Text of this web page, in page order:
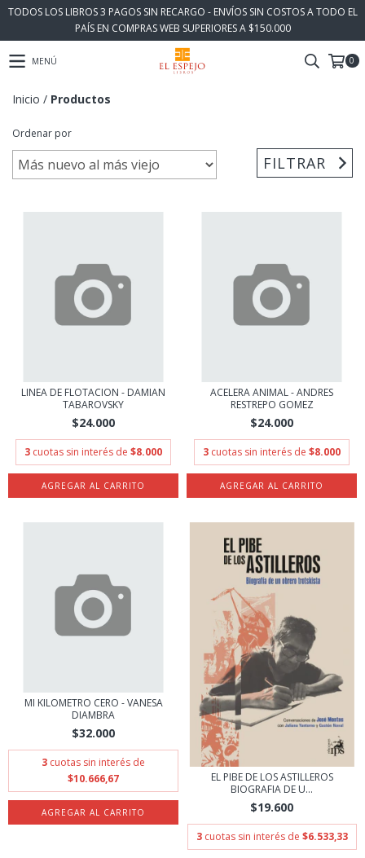
TODOS LOS LIBROS 3 PAGOS SIN RECARGO - ENVÍOS SIN COSTOS A TODO EL
PAÍS EN COMPRAS WEB SUPERIORES A $150.000
MENÚ 0
Inicio / Productos
Ordenar por
FILTRAR
LINEA DE FLOTACION - DAMIAN
TABAROVSKY
$24.000
3 cuotas sin interés de $8.000
ACELERA ANIMAL - ANDRES
RESTREPO GOMEZ
$24.000
3 cuotas sin interés de $8.000
MI KILOMETRO CERO - VANESA
DIAMBRA
$32.000
3 cuotas sin interés de
$10.666,67
EL PIBE DE LOS ASTILLEROS
BIOGRAFIA DE U...
$19.600
3 cuotas sin interés de $6.533,33